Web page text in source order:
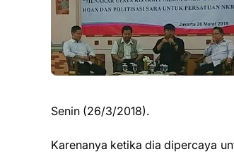
Senin (26/3/2018).
Karenanya ketika dia dipercaya